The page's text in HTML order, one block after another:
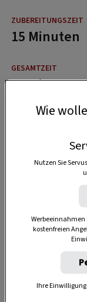
15 Minuten
50 Minuten
Wie
Nutzen Sie
kostenfreien
Ihre